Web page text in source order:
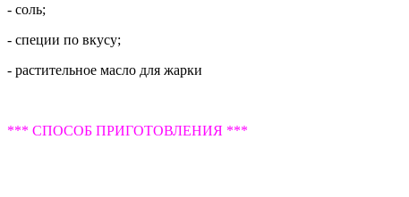
- соль;
- специи по вкусу;
- растительное масло для жарки
*** СПОСОБ ПРИГОТОВЛЕНИЯ ***